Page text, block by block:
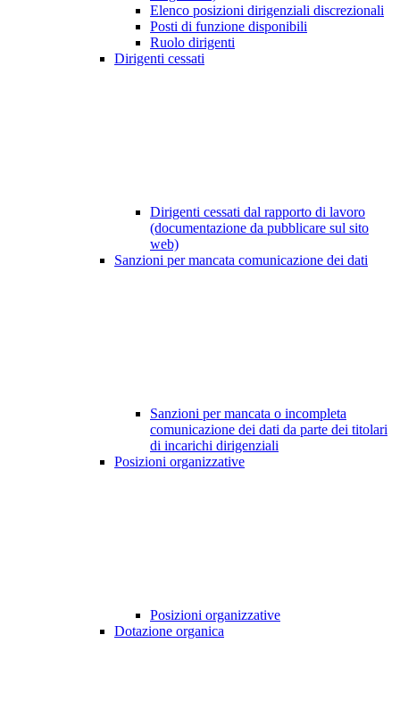
Elenco posizioni dirigenziali discrezionali
Posti di funzione disponibili
Ruolo dirigenti
Dirigenti cessati
Dirigenti cessati dal rapporto di lavoro
(documentazione da pubblicare sul sito
web)
Sanzioni per mancata comunicazione dei dati
Sanzioni per mancata o incompleta
comunicazione dei dati da parte dei titolari
di incarichi dirigenziali
Posizioni organizzative
Posizioni organizzative
Dotazione organica